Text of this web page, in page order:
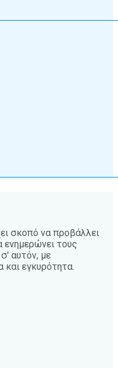
σκοπό να προβάλλει
ενημερώνει τους
αυτόν, με
και εγκυρότητα.